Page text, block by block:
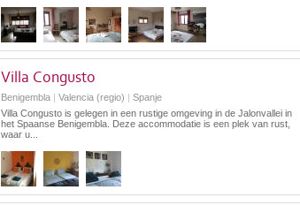
Villa Congusto
Benigembla | Valencia (regio) | Spanje
Villa Congusto is gelegen in een rustige omgeving in de Jalonvallei in
het Spaanse Benigembla. Deze accommodatie is een plek van rust,
waar u...